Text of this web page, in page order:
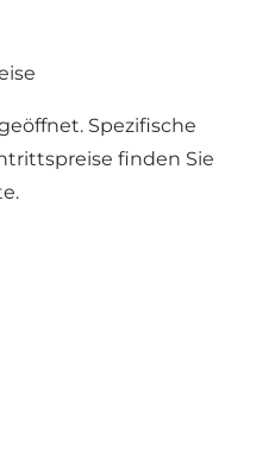
Spezifische
finden Sie